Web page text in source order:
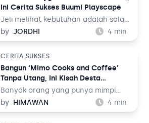
membagikan kesan mereka terhadap
hadiah yang mereka dapatkan
masing-masing.
Ini Cerita Sukses Buumi Playscape
Jeli melihat kebutuhan adalah salah
satu faktor yang menentukan
kesuksesan seorang pebisnis.
lebih dulu ada belum mampu
memenuhi kebutuhan konsumen,
juga merupakan modal berharga
yang belum tentu dimiliki oleh semua
pebisnis. Namun tidak dengan Erika
selaku pendiri dari Buumi Playscape.
by JORDHI 4 min
CERITA SUKSES
Bangun ‘Mimo Cooks and Coffee’
Tanpa Utang, Ini Kisah Desta
Rissasanti
Banyak orang yang punya mimpi
mendirikan bisnis namun terkendala
dengan modal. Mereka merasa kalau
by HIMAWAN 4 min